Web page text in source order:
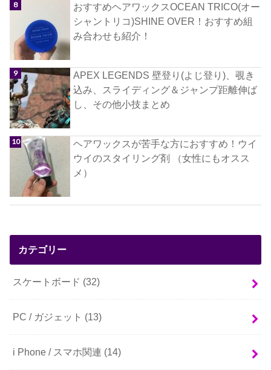
おすすめヘアワックスOCEAN TRICO(オー
シャントリコ)SHINE OVER！おすすめ組
み合わせも紹介！
APEX LEGENDS 壁登り(よじ登り)、覗き
込み、スライディング＆ジャンプ距離伸ば
し、その他小技まとめ
ヘアワックスが苦手な方におすすめ！ウイ
ウイのスタイリング剤 （女性にもオスス
メ）
カテゴリー
スケートボード (32)
PC / ガジェット (13)
i Phone / スマホ関連 (14)